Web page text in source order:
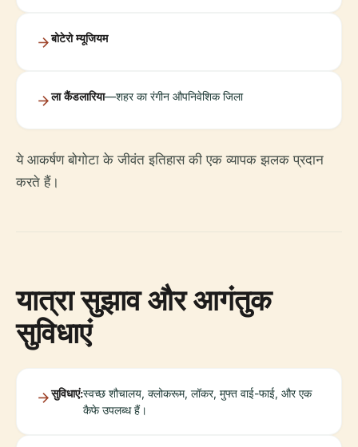
बोटेरो म्यूजियम
ला कैंडलारिया—शहर का रंगीन औपनिवेशिक जिला
ये आकर्षण बोगोटा के जीवंत इतिहास की एक व्यापक झलक प्रदान
करते हैं।
यात्रा सुझाव और आगंतुक
सुविधाएं
सुविधाएं:स्वच्छ शौचालय, क्लोकरूम, लॉकर, मुफ्त वाई-फाई, और एक
कैफे उपलब्ध हैं।